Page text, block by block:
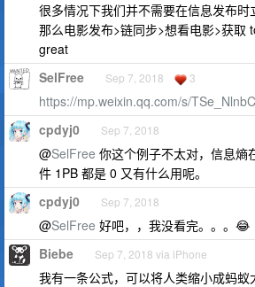
很多情况下我们并不需要在信息发布时
那么电影发布>链同步>想看电影>获取
great
SelFree Sep 7, 2018 3
https://mp.weixin.qq.com/s/
cpdyj0 Sep 7, 2018
@SelFree 你这个例子不太对，信息熵
件 1PB 都是 0 又有什么用呢。
cpdyj0 Sep 7, 2018
@SelFree 好吧，，我没看完。。。😂
Biebe Sep 7, 2018 via iPhone
我有一条公式，可以将人类缩小成蚂蚁